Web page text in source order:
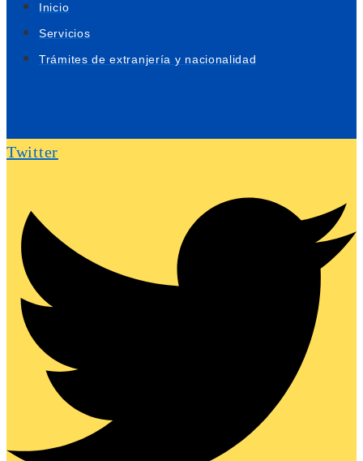
Inicio
Servicios
Trámites de extranjería y nacionalidad
Twitter